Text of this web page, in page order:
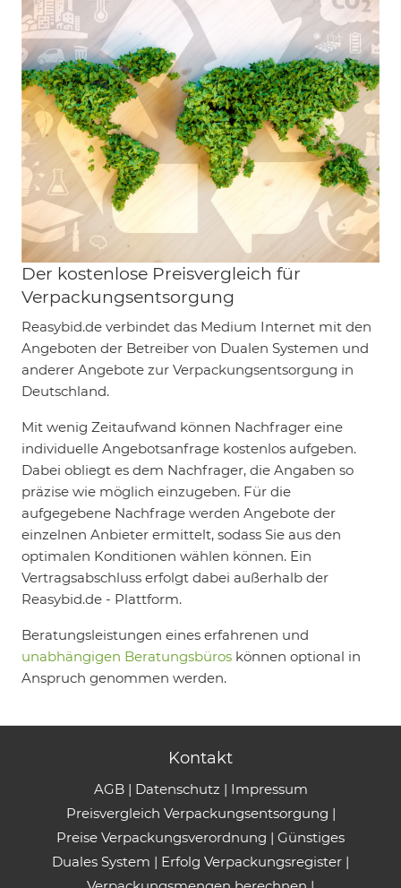
Der kostenlose Preisvergleich für
Verpackungsentsorgung
Reasybid.de verbindet das Medium Internet mit den
Angeboten der Betreiber von Dualen Systemen und
anderer Angebote zur Verpackungsentsorgung in
Deutschland.
Mit wenig Zeitaufwand können Nachfrager eine
individuelle Angebotsanfrage kostenlos aufgeben.
Dabei obliegt es dem Nachfrager, die Angaben so
präzise wie möglich einzugeben. Für die
aufgegebene Nachfrage werden Angebote der
einzelnen Anbieter ermittelt, sodass Sie aus den
optimalen Konditionen wählen können. Ein
Vertragsabschluss erfolgt dabei außerhalb der
Reasybid.de - Plattform.
Beratungsleistungen eines erfahrenen und
unabhängigen Beratungsbüros können optional in
Anspruch genommen werden.
Kontakt
AGB | Datenschutz | Impressum
Preisvergleich Verpackungsentsorgung |
Preise Verpackungsverordnung | Günstiges
Duales System | Erfolg Verpackungsregister |